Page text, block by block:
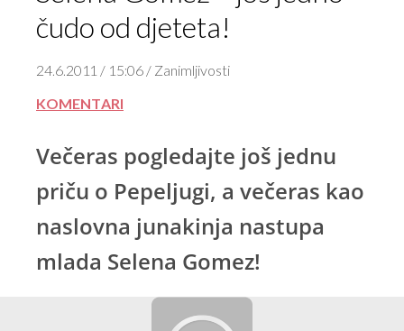
čudo od djeteta!
24.6.2011 / 15:06 / Zanimljivosti
KOMENTARI
Večeras pogledajte još jednu
priču o Pepeljugi, a večeras kao
naslovna junakinja nastupa
mlada Selena Gomez!